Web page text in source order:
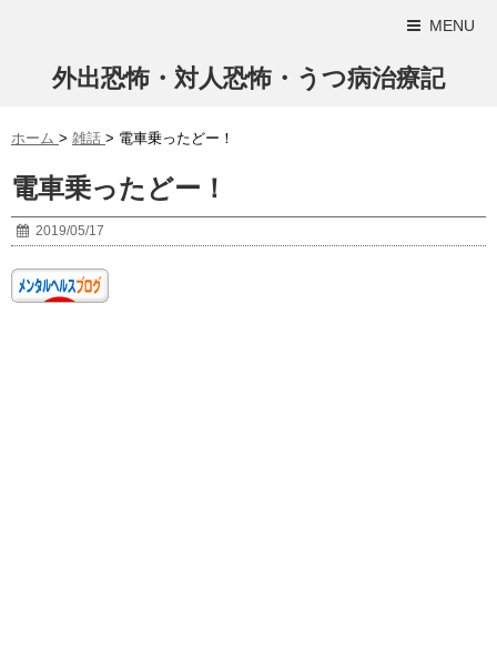
MENU
外出恐怖・対人恐怖・うつ病治療記
ホーム > 雑話 > 電車乗ったどー！
電車乗ったどー！
2019/05/17